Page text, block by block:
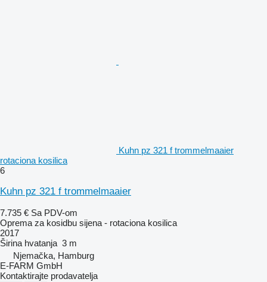
Kuhn pz 321 f trommelmaaier
rotaciona kosilica
6
Kuhn pz 321 f trommelmaaier
7.735 € Sa PDV-om
Oprema za kosidbu sijena - rotaciona kosilica
2017
Širina hvatanja 3 m
Njemačka, Hamburg
E-FARM GmbH
Kontaktirajte prodavatelja